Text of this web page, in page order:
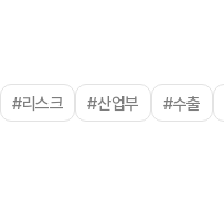
#리스크 #산업부 #수출